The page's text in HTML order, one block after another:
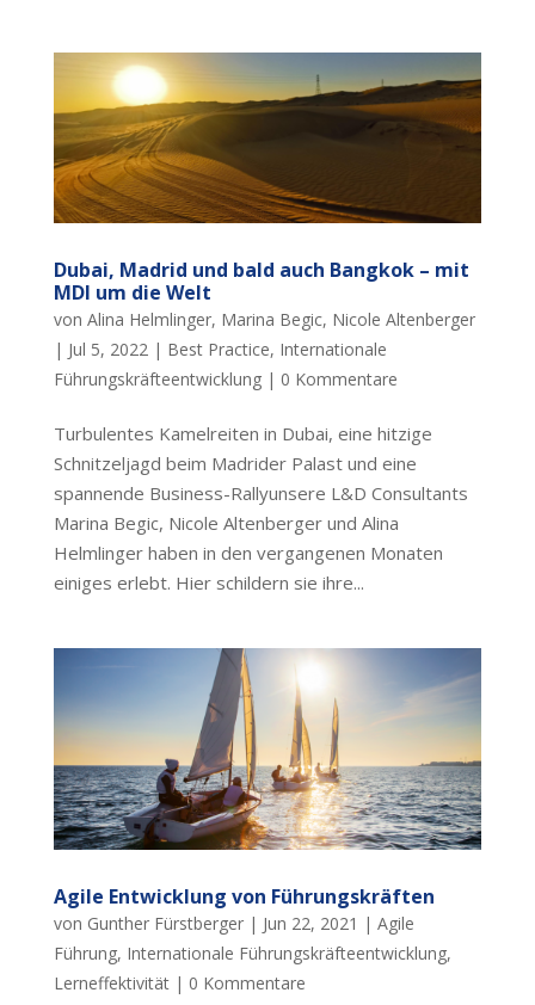
Dubai, Madrid und bald auch Bangkok – mit
MDI um die Welt
von Alina Helmlinger, Marina Begic, Nicole Altenberger
| Jul 5, 2022| Best Practice, Internationale
Führungskräfteentwicklung| 0 Kommentare
Turbulentes Kamelreiten in Dubai, eine hitzige
Schnitzeljagd beim Madrider Palast und eine
spannende Business-Rallyunsere L&D Consultants
Marina Begic, Nicole Altenberger und Alina
Helmlinger haben in den vergangenen Monaten
einiges erlebt. Hier schildern sie ihre...
Agile Entwicklung von Führungskräften
von Gunther Fürstberger| Jun 22, 2021 | Agile
Führung, Internationale Führungskräfteentwicklung,
Lerneffektivität| 0 Kommentare